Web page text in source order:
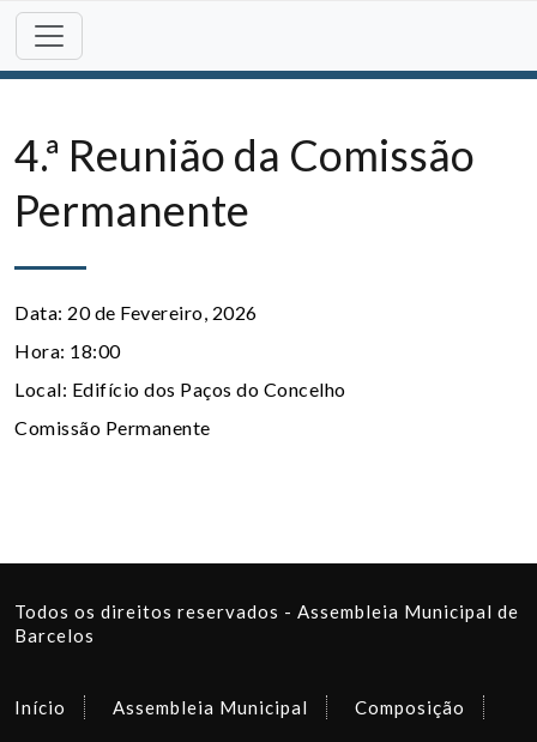
Skip
content
4.ª Reunião da Comissão
Permanente
Data: 20 de Fevereiro, 2026
Hora: 18:00
Local: Edifício dos Paços do Concelho
Comissão Permanente
Todos os direitos reservados - Assembleia Municipal de
Barcelos
Início Assembleia Municipal Composição